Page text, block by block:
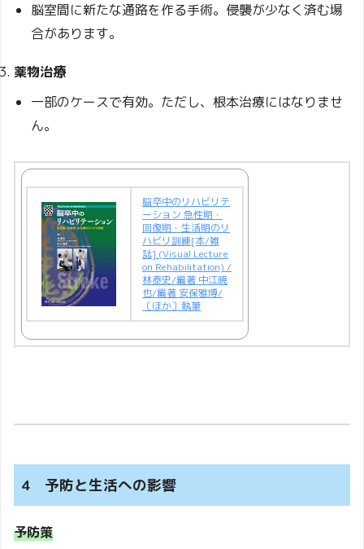
脳室間に新たな通路を作る手術。侵襲が少なく済む場
合があります。
薬物治療
一部のケースで有効。ただし、根本治療にはなりませ
ん。
脳卒中のリハビリテ
ーション 急性期・
回復期・生活期のリ
ハビリ訓練[本/雑
誌] (Visual Lecture
on Rehabilitation) /
林泰史/編著 中江暁
也/編著 安保雅博/
〔ほか〕執筆
4 予防と生活への影響
予防策